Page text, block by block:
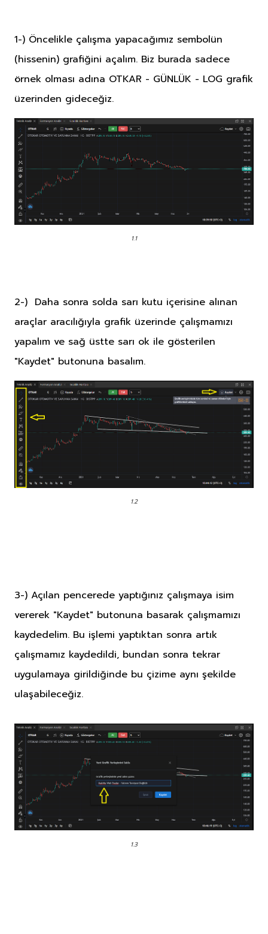
1-) Öncelikle çalışma yapacağımız sembolün
(hissenin) grafiğini açalım. Biz burada sadece
örnek olması adına OTKAR - GÜNLÜK - LOG grafik
üzerinden gideceğiz.
1.1
2-) Daha sonra solda sarı kutu içerisine alınan
araçlar aracılığıyla grafik üzerinde çalışmamızı
yapalım ve sağ üstte sarı ok ile gösterilen
"Kaydet" butonuna basalım.
1.2
3-) Açılan pencerede yaptığınız çalışmaya isim
vererek "Kaydet" butonuna basarak çalışmamızı
kaydedelim. Bu işlemi yaptıktan sonra artık
çalışmamız kaydedildi, bundan sonra tekrar
uygulamaya girildiğinde bu çizime aynı şekilde
ulaşabileceğiz.
1.3